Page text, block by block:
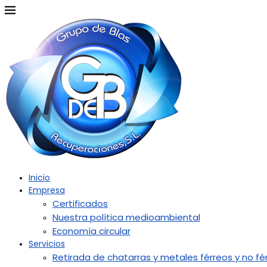
Inicio
Empresa
Certificados
Nuestra política medioambiental
Economía circular
Servicios
Retirada de chatarras y metales férreos y no